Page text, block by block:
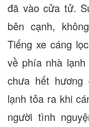
đã vào cửa tử.
bên cạnh,
Tiếng xe cáng
về phía nhà
chưa hết
lạnh tỏa ra khi
người tình